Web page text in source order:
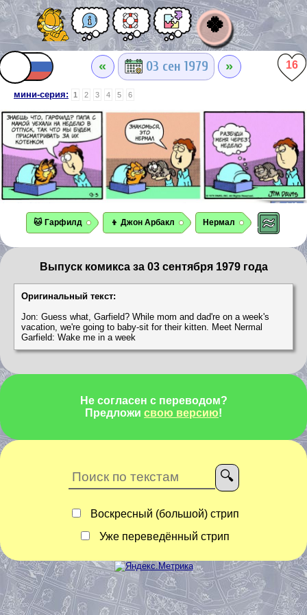
🍀
« 03 сен 1979 » 16
мини-серия: 1 2 3 4 5 6
🐱 Гарфилд 👦 Джон Арбакл Нермал
Выпуск комикса за 03 сентября 1979 года
Оригинальный текст:
Jon: Guess what, Garfield? While mom and dad're on a week's
vacation, we're going to baby-sit for their kitten. Meet Nermal
Garfield: Wake me in a week
Не согласен с переводом?
Предложи свою версию!
Воскресный (большой) стрип
Уже переведённый стрип